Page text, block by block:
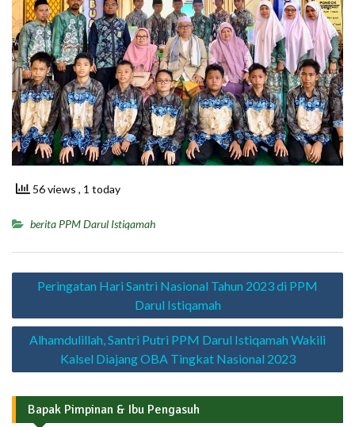
56 views , 1 today
berita PPM Darul Istiqamah
Navigasi
Peringatan Hari Santri Nasional Tahun 2023 di PPM
Darul Istiqamah
Alhamdulillah, Santri Putri PPM Darul Istiqamah Wakili
Kalsel Diajang OBA Tingkat Nasional 2023
Bapak Pimpinan & Ibu Pengasuh